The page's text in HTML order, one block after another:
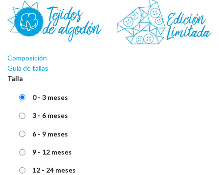
Composición
Guía de tallas
Talla
0 - 3 meses
3 - 6 meses
6 - 9 meses
9 - 12 meses
12 - 24 meses